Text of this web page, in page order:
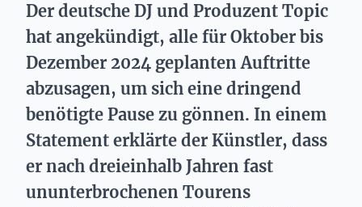
Der deutsche DJ und Produzent Topic
hat angekündigt, alle für Oktober bis
Dezember 2024 geplanten Auftritte
abzusagen, um sich eine dringend
benötigte Pause zu gönnen. In einem
Statement erklärte der Künstler, dass
er nach dreieinhalb Jahren fast
ununterbrochenen Tourens